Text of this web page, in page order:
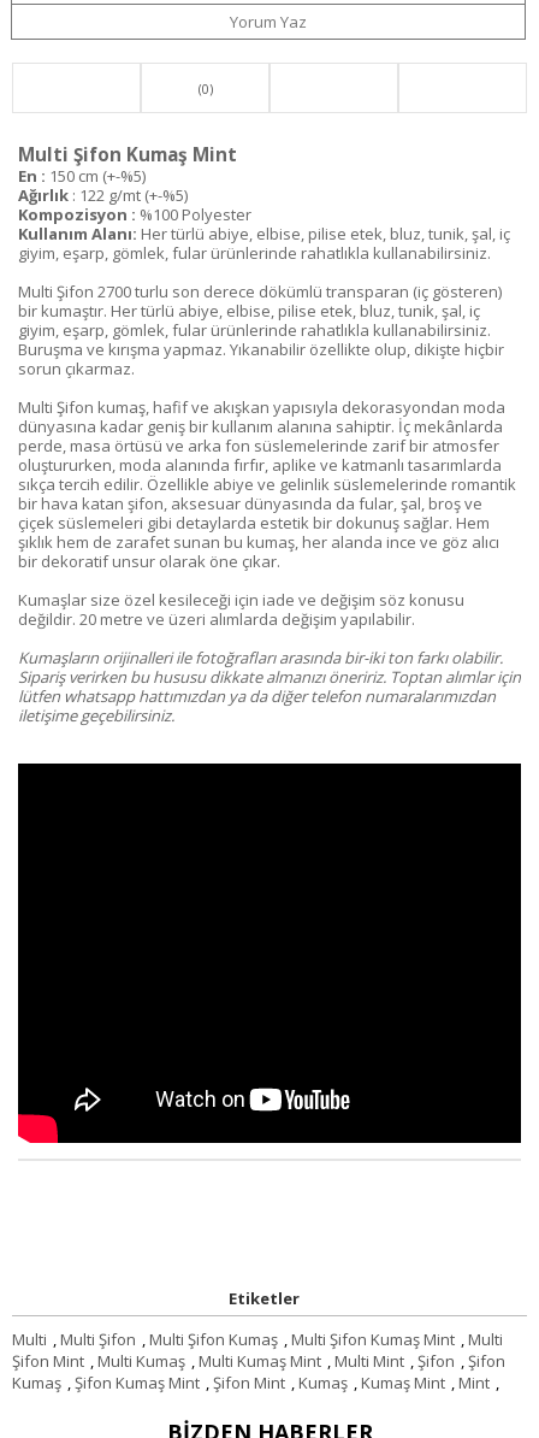
Yorum Yaz
(0)
Multi Şifon Kumaş Mint
En : 150 cm (+-%5)
Ağırlık : 122 g/mt (+-%5)
Kompozisyon : %100 Polyester
Kullanım Alanı: Her türlü abiye, elbise, pilise etek, bluz, tunik, şal, iç
giyim, eşarp, gömlek, fular ürünlerinde rahatlıkla kullanabilirsiniz.
Multi Şifon 2700 turlu son derece dökümlü transparan (iç gösteren)
bir kumaştır. Her türlü abiye, elbise, pilise etek, bluz, tunik, şal, iç
giyim, eşarp, gömlek, fular ürünlerinde rahatlıkla kullanabilirsiniz.
Buruşma ve kırışma yapmaz. Yıkanabilir özellikte olup, dikişte hiçbir
sorun çıkarmaz.
Multi Şifon kumaş, hafif ve akışkan yapısıyla dekorasyondan moda
dünyasına kadar geniş bir kullanım alanına sahiptir. İç mekânlarda
perde, masa örtüsü ve arka fon süslemelerinde zarif bir atmosfer
oluştururken, moda alanında fırfır, aplike ve katmanlı tasarımlarda
sıkça tercih edilir. Özellikle abiye ve gelinlik süslemelerinde romantik
bir hava katan şifon, aksesuar dünyasında da fular, şal, broş ve
çiçek süslemeleri gibi detaylarda estetik bir dokunuş sağlar. Hem
şıklık hem de zarafet sunan bu kumaş, her alanda ince ve göz alıcı
bir dekoratif unsur olarak öne çıkar.
Kumaşlar size özel kesileceği için iade ve değişim söz konusu
değildir. 20 metre ve üzeri alımlarda değişim yapılabilir.
Kumaşların orijinalleri ile fotoğrafları arasında bir-iki ton farkı olabilir.
Sipariş verirken bu hususu dikkate almanızı öneririz. Toptan alımlar için
lütfen whatsapp hattımızdan ya da diğer telefon numaralarımızdan
iletişime geçebilirsiniz.
Etiketler
Multi ,Multi Şifon ,Multi Şifon Kumaş ,Multi Şifon Kumaş Mint ,Multi
Şifon Mint ,Multi Kumaş ,Multi Kumaş Mint ,Multi Mint ,Şifon ,Şifon
Kumaş ,Şifon Kumaş Mint ,Şifon Mint ,Kumaş ,Kumaş Mint ,Mint ,
BIZDEN HABERLER